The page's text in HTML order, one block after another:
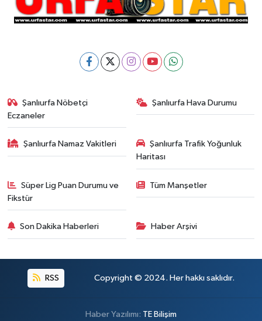
Şanlıurfa Nöbetçi
Eczaneler
Şanlıurfa Hava Durumu
Şanlıurfa Namaz Vakitleri
Şanlıurfa Trafik Yoğunluk
Haritası
Süper Lig Puan Durumu ve
Fikstür
Tüm Manşetler
Son Dakika Haberleri Haber Arşivi
RSS Copyright © 2024. Her hakkı saklıdır.
Haber Yazılımı: TE Bilişim